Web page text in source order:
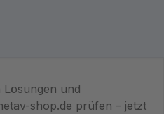
und
shop.de prüfen – jetzt